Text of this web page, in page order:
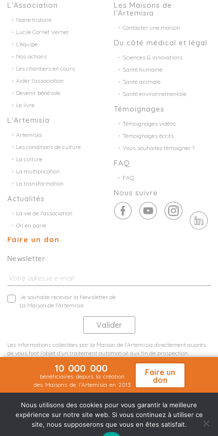
L’Association
Notre histoire
Lucile Cornet Vernet
L’équipe
Nos actions
Les chantiers en cours
Aider l’association
Devenir bénévole
Le livre
L’Artemisia
Artemisia
Les conditions de culture
La culture
La multiplication
La transformation
Actualités
La vie de l’association
On en parle
Faire un don
Les Maisons de
l’Artemisia
Contacter une maison
Du côté médical et légal
Sciences & innovations
Santé humaine
Santé animale
Santé environnementale
Témoignages
Témoignages vidéos
Témoignages écrits
Vous souhaitez témoigner ?
FAQ
FAQ
Nous suivre
Newsletter
Je souhaite recevoir la Newsletter de
La Maison de l'Artemisia
Les informations collectées par la Maison de l'Artemisia directement auprès
de vous font l'objet d'un traitement automatisé aux fin de prospection
Mentions légales
Plan du site
10 000 000
bénéficiaires depuis la création
des Maisons de l'Artemisia en 2013
Faire un
don
Nous utilisons des cookies pour vous garantir la meilleure
expérience sur notre site web. Si vous continuez à utiliser ce
site, nous supposerons que vous en êtes satisfait.